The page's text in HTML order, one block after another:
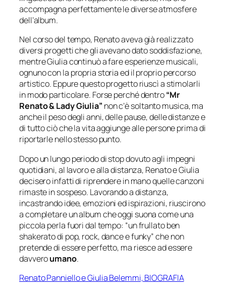
accompagna perfettamente le diverse atmosfere
dell’album.
Nel corso del tempo, Renato aveva già realizzato
diversi progetti che gli avevano dato soddisfazione,
mentre Giulia continuò a fare esperienze musicali,
ognuno con la propria storia ed il proprio percorso
artistico. Eppure questo progetto riuscì a stimolarli
in modo particolare. Forse perché dentro“Mr
Renato & Lady Giulia” non c’è soltanto musica, ma
anche il peso degli anni, delle pause, delle distanze e
di tutto ciò che la vita aggiunge alle persone prima di
riportarle nello stesso punto.
Dopo un lungo periodo di stop dovuto agli impegni
quotidiani, al lavoro e alla distanza, Renato e Giulia
decisero infatti di riprendere in mano quelle canzoni
rimaste in sospeso. Lavorando a distanza,
incastrando idee, emozioni ed ispirazioni, riuscirono
a completare un album che oggi suona come una
piccola perla fuori dal tempo: “un frullato ben
shakerato di pop, rock, dance e funky”che non
pretende di essere perfetto, ma riesce ad essere
davveroumano.
Renato Panniello e Giulia Belemmi, BIOGRAFIA